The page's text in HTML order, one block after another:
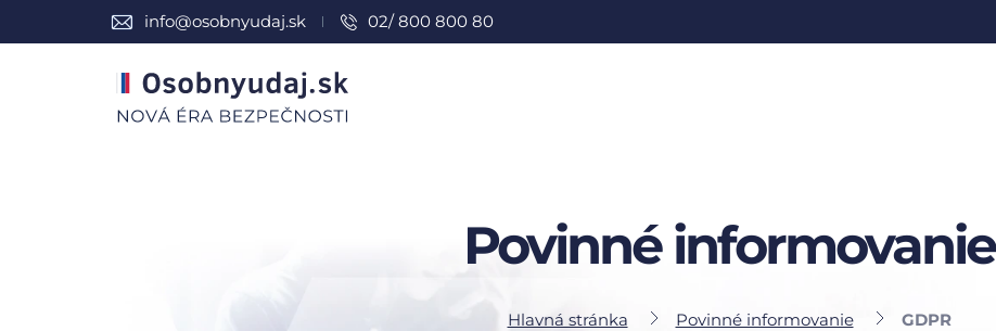
info@osobnyudaj.sk 02/ 800 800 80
Povinné informovanie
Hlavná stránka Povinné informovanie GDPR